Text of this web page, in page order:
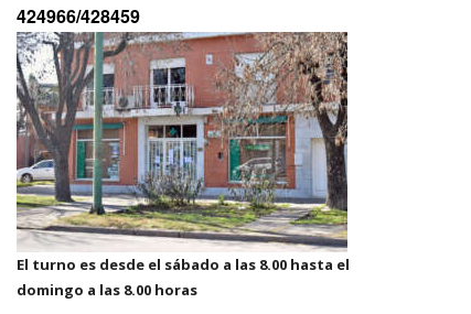
424966/428459
El turno es desde el sábado a las 8.00 hasta el
domingo a las 8.00 horas